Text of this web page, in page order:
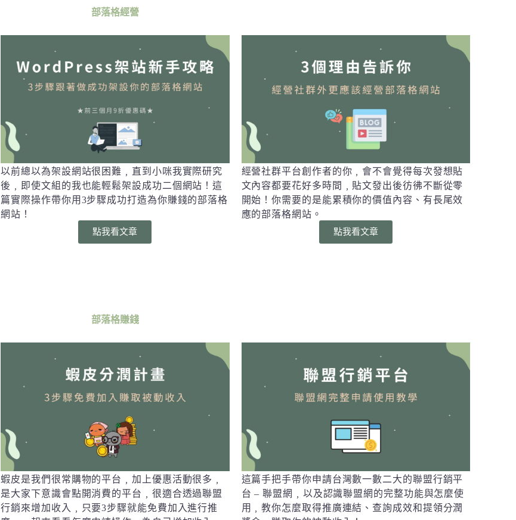
部落格經營
以前總以為架設網站很困難﹐直到小咪我實際研究
後﹐即使文組的我也能輕鬆架設成功二個網站！這
篇實際操作帶你用3步驟成功打造為你賺錢的部落格
網站！
點我看文章
經營社群平台創作者的你﹐會不會覺得每次發想貼
文內容都要花好多時間﹐貼文發出後彷彿不斷從零
開始！你需要的是能累積你的價值內容、有長尾效
應的部落格網站。
點我看文章
部落格賺錢
蝦皮是我們很常購物的平台﹐加上優惠活動很多﹐
是大家下意識會點開消費的平台﹐很適合透過聯盟
行銷來增加收入﹐只要3步驟就能免費加入進行推
這篇手把手帶你申請台灣數一數二大的聯盟行銷平
台 – 聯盟網﹐以及認識聯盟網的完整功能與怎麼使
用﹐教你怎麼取得推廣連結、查詢成效和提領分潤